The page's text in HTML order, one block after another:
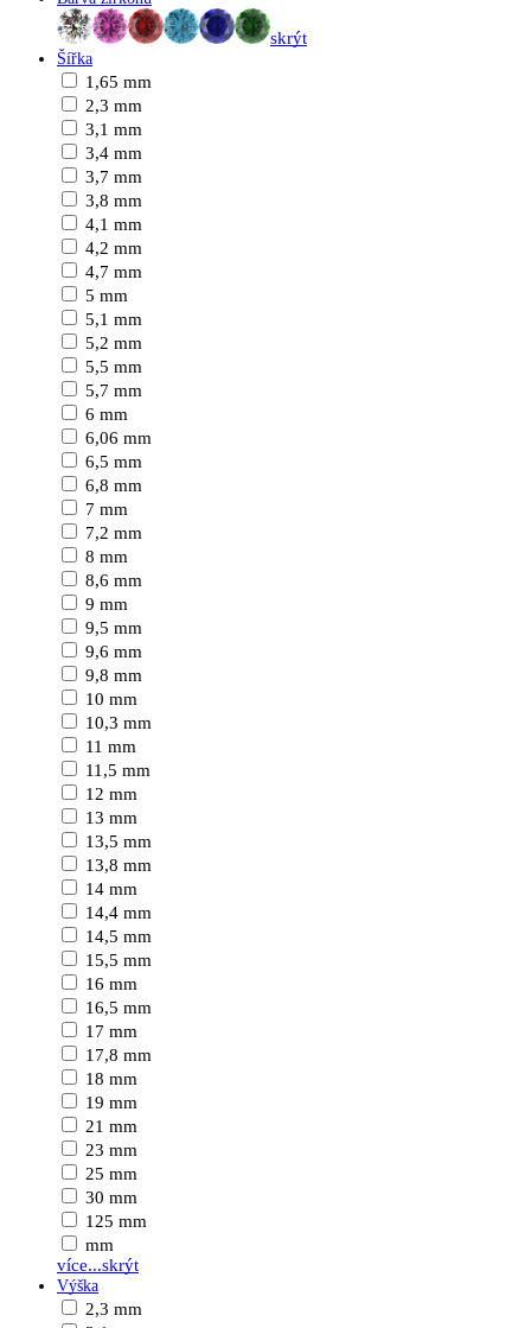
skrýt
Šířka
1,65 mm
2,3 mm
3,1 mm
3,4 mm
3,7 mm
3,8 mm
4,1 mm
4,2 mm
4,7 mm
5 mm
5,1 mm
5,2 mm
5,5 mm
5,7 mm
6 mm
6,06 mm
6,5 mm
6,8 mm
7 mm
7,2 mm
8 mm
8,6 mm
9 mm
9,5 mm
9,6 mm
9,8 mm
10 mm
10,3 mm
11 mm
11,5 mm
12 mm
13 mm
13,5 mm
13,8 mm
14 mm
14,4 mm
14,5 mm
15,5 mm
16 mm
16,5 mm
17 mm
17,8 mm
18 mm
19 mm
21 mm
23 mm
25 mm
30 mm
125 mm
mm
více...skrýt
Výška
2,3 mm